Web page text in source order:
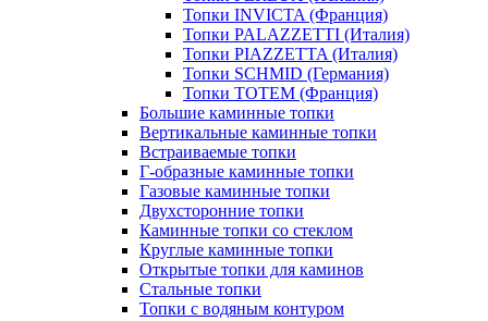
Топки INVICTA (Франция)
Топки PALAZZETTI (Италия)
Топки PIAZZETTA (Италия)
Топки SCHMID (Германия)
Топки TOTEM (Франция)
Большие каминные топки
Вертикальные каминные топки
Встраиваемые топки
Г-образные каминные топки
Газовые каминные топки
Двухсторонние топки
Каминные топки со стеклом
Круглые каминные топки
Открытые топки для каминов
Стальные топки
Топки с водяным контуром